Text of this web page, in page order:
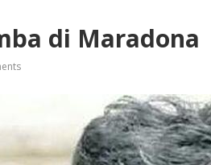
di Maradona